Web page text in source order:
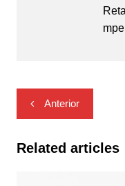
Navegación
de
entradas
Anterior
Related articles